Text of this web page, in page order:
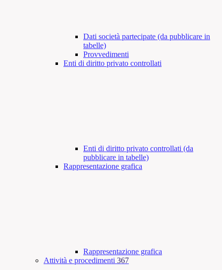
Dati società partecipate (da pubblicare in
tabelle)
Provvedimenti
Enti di diritto privato controllati
Enti di diritto privato controllati (da
pubblicare in tabelle)
Rappresentazione grafica
Rappresentazione grafica
Attività e procedimenti 367